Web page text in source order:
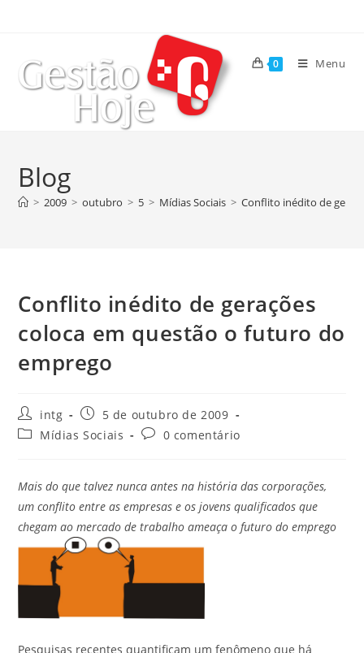
0 Menu
Blog
> 2009 > outubro > 5 > Mídias Sociais > Conflito inédito de
Conflito inédito de gerações
coloca em questão o futuro do
emprego
intg
5 de outubro de 2009
Mídias Sociais
0 comentário
Mais do que talvez nunca antes na história das corporações,
um conflito entre as empresas e os jovens qualificados que
chegam ao mercado de trabalho ameaça o futuro do emprego
Pesquisas recentes quantificam um fenômeno que há